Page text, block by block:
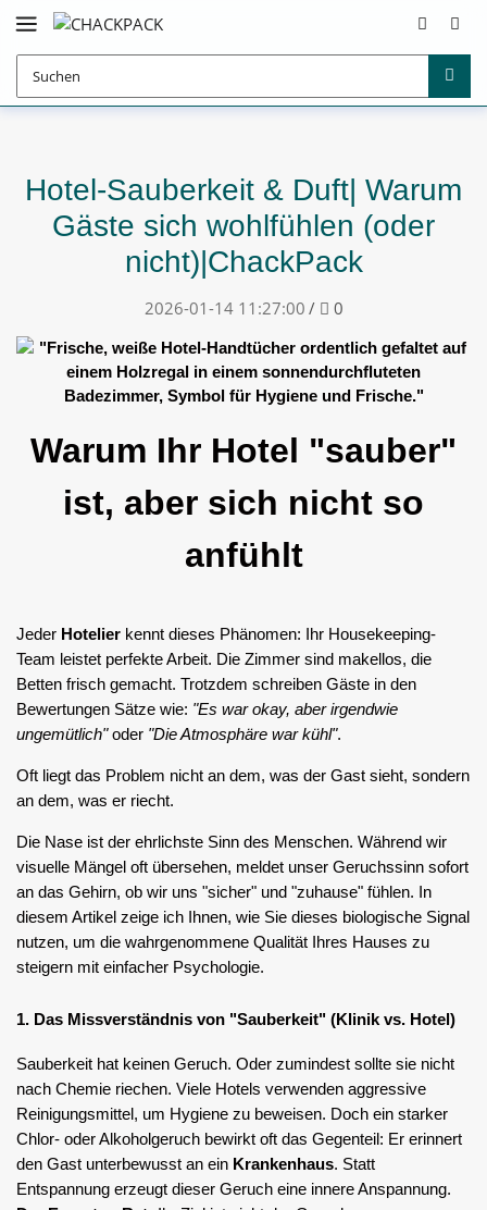
Hotel-Sauberkeit & Duft| Warum
Gäste sich wohlfühlen (oder
nicht)|ChackPack
2026-01-14 11:27:00 / Kommentare
0
Warum Ihr Hotel "sauber"
ist, aber sich nicht so
anfühlt
Jeder Hotelier kennt dieses Phänomen: Ihr Housekeeping-
Team leistet perfekte Arbeit. Die Zimmer sind makellos, die
Betten frisch gemacht. Trotzdem schreiben Gäste in den
Bewertungen Sätze wie: "Es war okay, aber irgendwie
ungemütlich"oder "Die Atmosphäre war kühl".
Oft liegt das Problem nicht an dem, was der Gast sieht, sondern
an dem, was er riecht.
Die Nase ist der ehrlichste Sinn des Menschen. Während wir
visuelle Mängel oft übersehen, meldet unser Geruchssinn sofort
an das Gehirn, ob wir uns "sicher" und "zuhause" fühlen. In
diesem Artikel zeige ich Ihnen, wie Sie dieses biologische Signal
nutzen, um die wahrgenommene Qualität Ihres Hauses zu
steigern mit einfacher Psychologie.
1. Das Missverständnis von "Sauberkeit" (Klinik vs. Hotel)
Sauberkeit hat keinen Geruch. Oder zumindest sollte sie nicht
nach Chemie riechen. Viele Hotels verwenden aggressive
Reinigungsmittel, um Hygiene zu beweisen. Doch ein starker
Chlor- oder Alkoholgeruch bewirkt oft das Gegenteil: Er erinnert
den Gast unterbewusst an ein Krankenhaus. Statt
Entspannung erzeugt dieser Geruch eine innere Anspannung.